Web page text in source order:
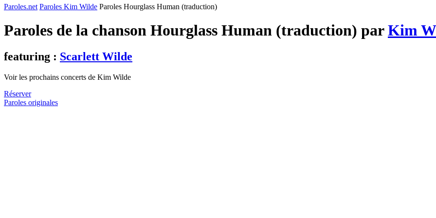
Paroles.net Paroles Kim Wilde Paroles Hourglass Human (traduction)
Paroles de la chanson Hourglass Human (traduction) parKim
featuring : Scarlett Wilde
Voir les prochains concerts de Kim Wilde
Réserver
Paroles originales